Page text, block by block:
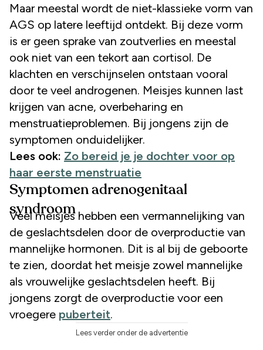
Maar meestal wordt de niet-klassieke vorm van
AGS op latere leeftijd ontdekt. Bij deze vorm
is er geen sprake van zoutverlies en meestal
ook niet van een tekort aan cortisol. De
klachten en verschijnselen ontstaan vooral
door te veel androgenen. Meisjes kunnen last
krijgen van acne, overbeharing en
menstruatieproblemen. Bij jongens zijn de
symptomen onduidelijker.
Lees ook: Zo bereid je je dochter voor op
haar eerste menstruatie
Symptomen adrenogenitaal
syndroom
Veel meisjes hebben een vermannelijking van
de geslachtsdelen door de overproductie van
mannelijke hormonen. Dit is al bij de geboorte
te zien, doordat het meisje zowel mannelijke
als vrouwelijke geslachtsdelen heeft. Bij
jongens zorgt de overproductie voor een
vroegere puberteit.
Lees verder onder de advertentie